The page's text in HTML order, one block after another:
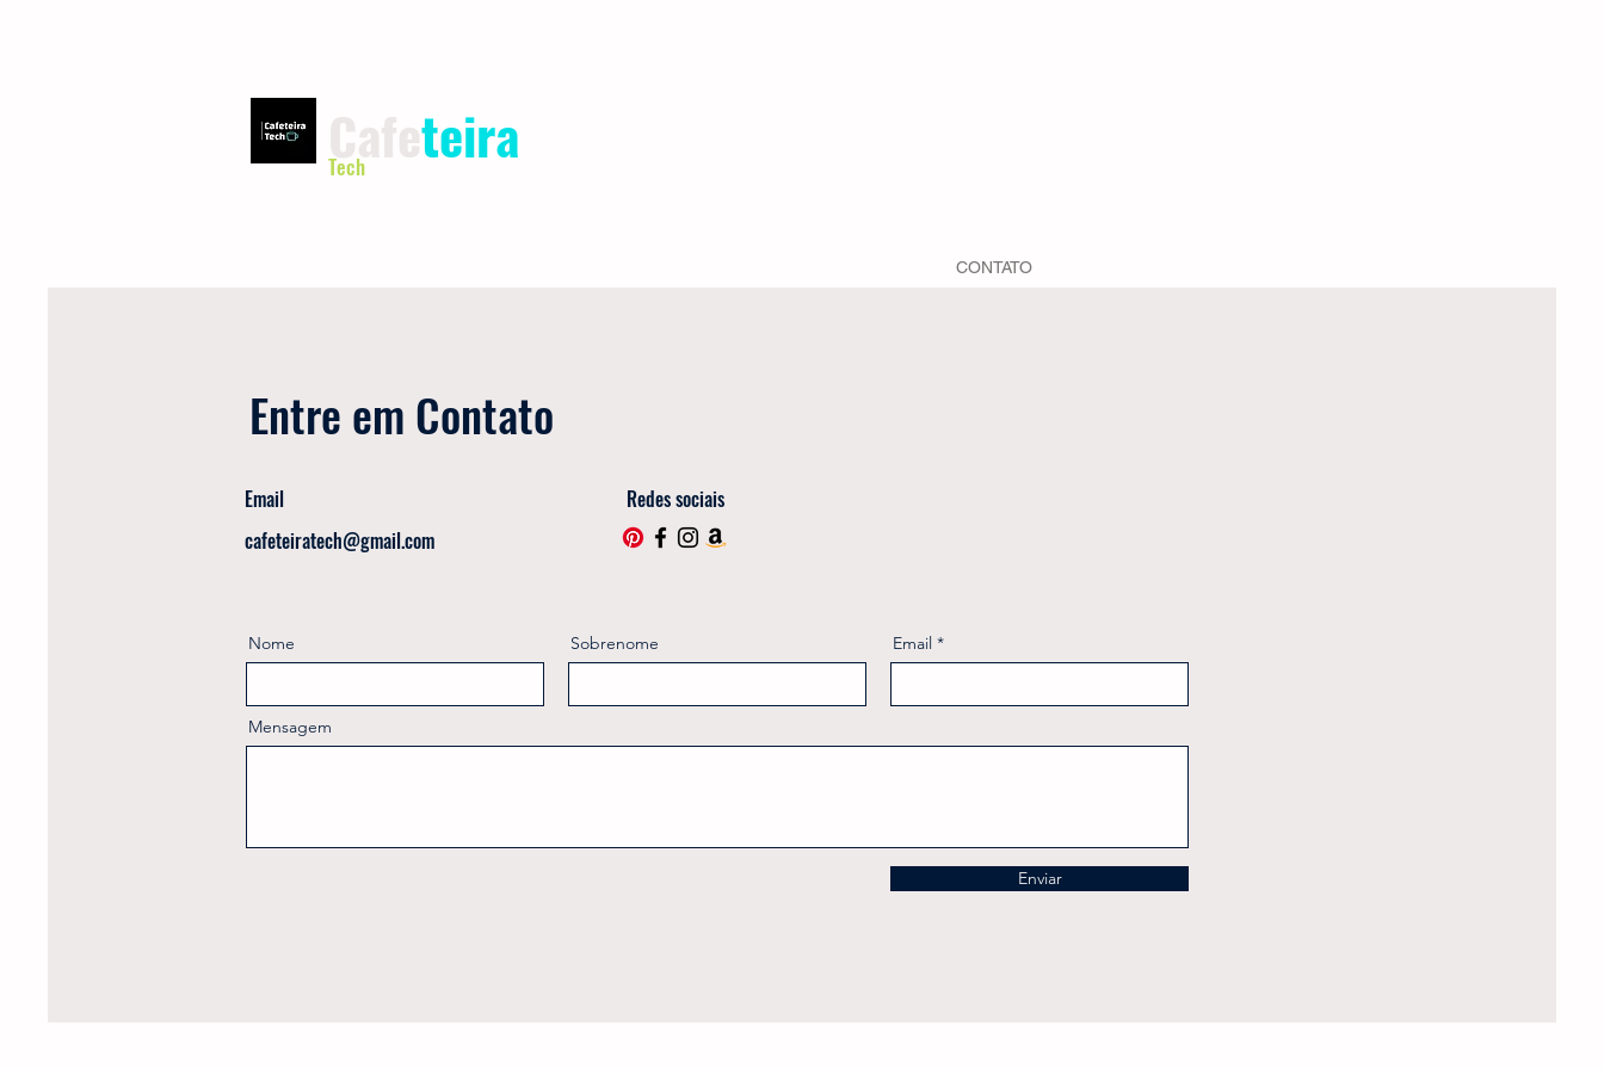
teira
Tech
CONTATO
Entre em Contato
Email
cafeteiratech@gmail.com
Redes sociais
Nome Sobrenome Email
Mensagem
Enviar